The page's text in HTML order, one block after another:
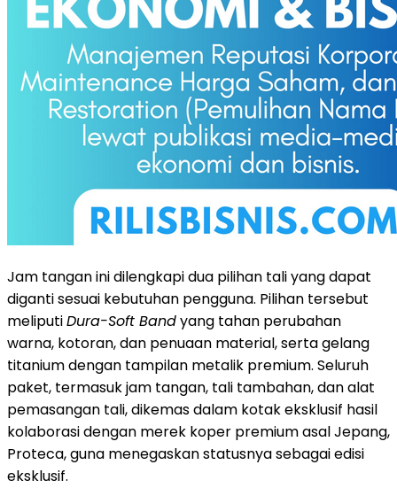
Jam tangan ini dilengkapi dua pilihan tali yang dapat
diganti sesuai kebutuhan pengguna. Pilihan tersebut
meliputiDura-Soft Bandyang tahan perubahan
warna, kotoran, dan penuaan material, serta gelang
titanium dengan tampilan metalik premium. Seluruh
paket, termasuk jam tangan, tali tambahan, dan alat
pemasangan tali, dikemas dalam kotak eksklusif hasil
kolaborasi dengan merek koper premium asal Jepang,
Proteca, guna menegaskan statusnya sebagai edisi
eksklusif.